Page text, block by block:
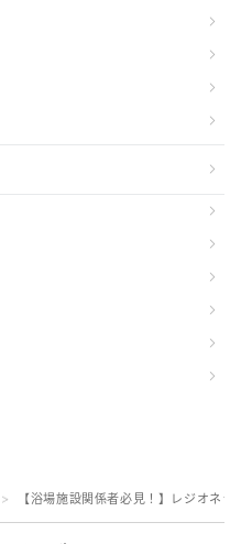
＞ 【浴場施設関係者必見！】レジオネ